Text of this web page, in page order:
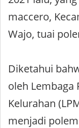
maccero,
Wajo, tuai
Diketahui
oleh Lembaga
Kelurahan
menjadi